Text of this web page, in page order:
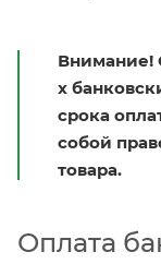
Внимание!
х
срока
собой
товара.
Оплата